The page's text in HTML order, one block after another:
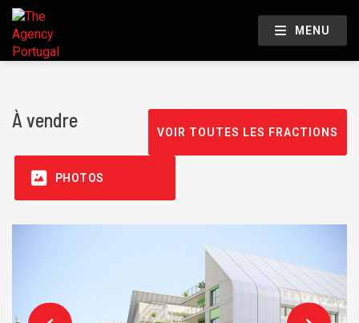
MENU
À vendre
VOIR TOUTES LES FRACTIONS
PHOTOS